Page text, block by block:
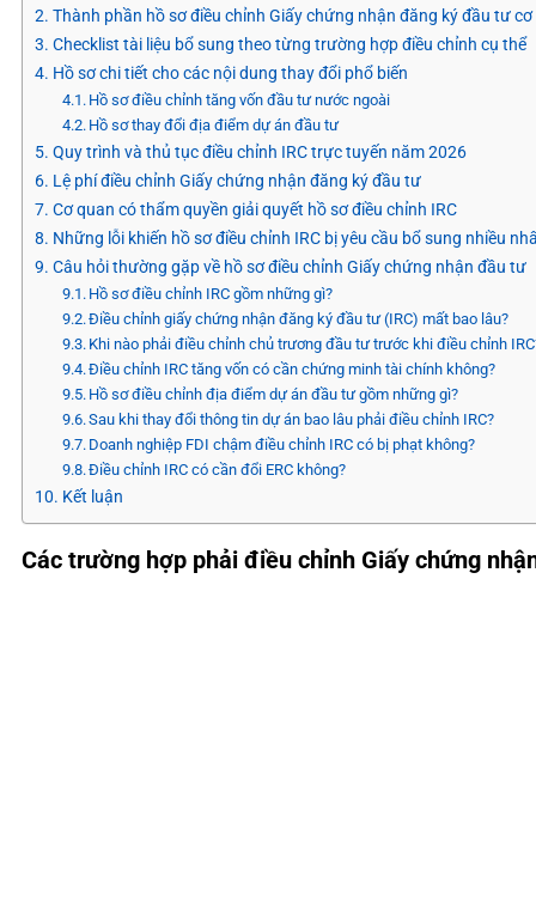
Thành phần hồ sơ điều chỉnh Giấy chứng nhận đăng ký đầu tư cơ
Checklist tài liệu bổ sung theo từng trường hợp điều chỉnh cụ thể
Hồ sơ chi tiết cho các nội dung thay đổi phổ biến
Hồ sơ điều chỉnh tăng vốn đầu tư nước ngoài
Hồ sơ thay đổi địa điểm dự án đầu tư
Quy trình và thủ tục điều chỉnh IRC trực tuyến năm 2026
Lệ phí điều chỉnh Giấy chứng nhận đăng ký đầu tư
Cơ quan có thẩm quyền giải quyết hồ sơ điều chỉnh IRC
Những lỗi khiến hồ sơ điều chỉnh IRC bị yêu cầu bổ sung nhiều
Câu hỏi thường gặp về hồ sơ điều chỉnh Giấy chứng nhận đầu tư
Hồ sơ điều chỉnh IRC gồm những gì?
Điều chỉnh giấy chứng nhận đăng ký đầu tư (IRC) mất bao lâu?
Khi nào phải điều chỉnh chủ trương đầu tư trước khi điều chỉnh
Điều chỉnh IRC tăng vốn có cần chứng minh tài chính không?
Hồ sơ điều chỉnh địa điểm dự án đầu tư gồm những gì?
Sau khi thay đổi thông tin dự án bao lâu phải điều chỉnh IRC?
Doanh nghiệp FDI chậm điều chỉnh IRC có bị phạt không?
Điều chỉnh IRC có cần đổi ERC không?
Kết luận
Các trường hợp phải điều chỉnh Giấy chứng